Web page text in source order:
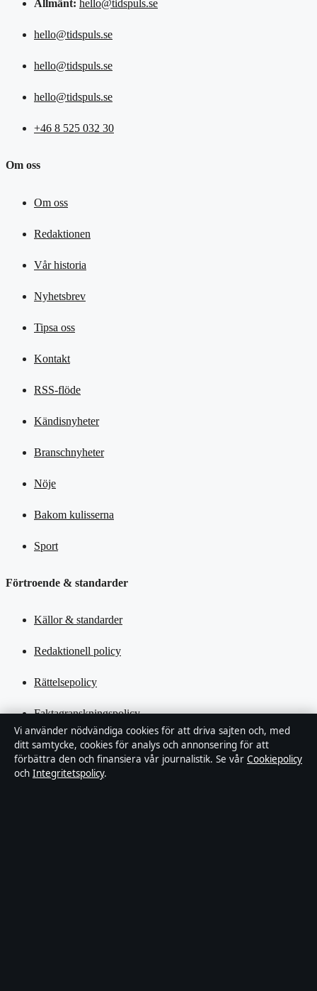
Allmänt: hello@tidspuls.se
hello@tidspuls.se
hello@tidspuls.se
hello@tidspuls.se
+46 8 525 032 30
Om oss
Om oss
Redaktionen
Vår historia
Nyhetsbrev
Tipsa oss
Kontakt
RSS-flöde
Kändisnyheter
Branschnyheter
Nöje
Bakom kulisserna
Sport
Förtroende & standarder
Källor & standarder
Redaktionell policy
Rättelsepolicy
Faktagranskningspolicy
Ägande & finansiering
Integritetspolicy
Vi använder nödvändiga cookies för att driva sajten och, med
ditt samtycke, cookies för analys och annonsering för att
förbättra den och finansiera vår journalistik. Se vår Cookiepolicy
och Integritetspolicy.